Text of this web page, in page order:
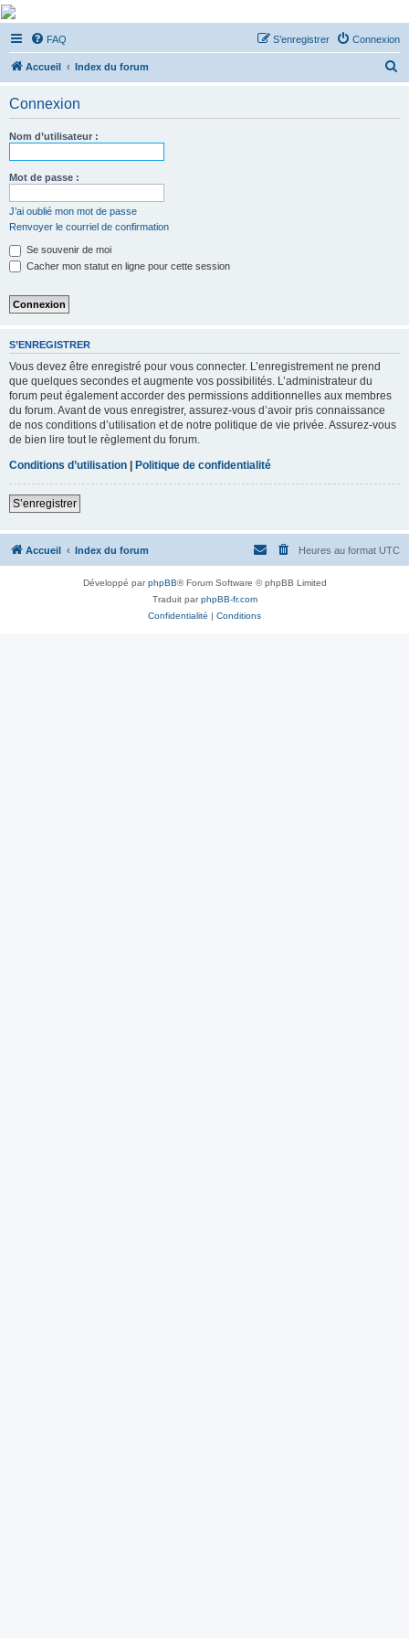
De Musicae Militari -
Forums
Forums de discussions
FAQ Connexion
S’enregistrer
Accueil Index du forum
Connexion
Nom d’utilisateur :
Mot de passe :
J’ai oublié mon mot de passe
Renvoyer le courriel de confirmation
Se souvenir de moi
Cacher mon statut en ligne pour cette session
S’ENREGISTRER
Vous devez être enregistré pour vous connecter. L’enregistrement ne prend
que quelques secondes et augmente vos possibilités. L’administrateur du
forum peut également accorder des permissions additionnelles aux membres
du forum. Avant de vous enregistrer, assurez-vous d’avoir pris connaissance
de nos conditions d’utilisation et de notre politique de vie privée. Assurez-vous
de bien lire tout le règlement du forum.
Conditions d’utilisation | Politique de confidentialité
S’enregistrer
Accueil Index du forum Heures au format UTC
Développé parphpBB® Forum Software © phpBB Limited
Traduit parphpBB-fr.com
Confidentialité | Conditions